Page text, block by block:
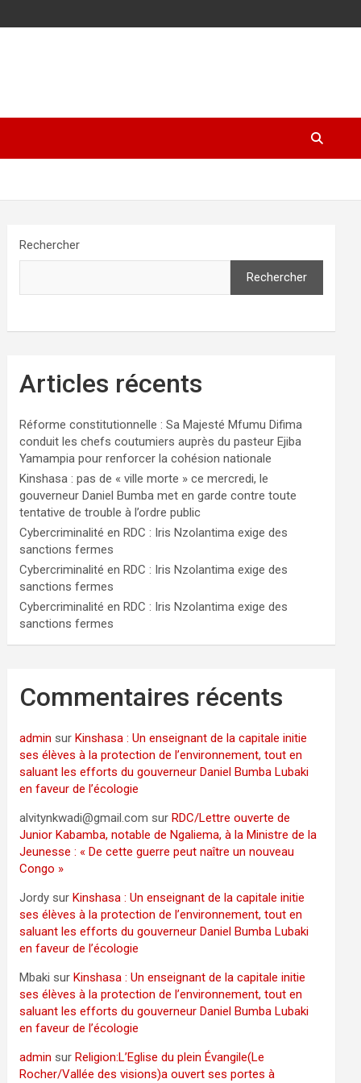
Rechercher
Rechercher
Articles récents
Réforme constitutionnelle : Sa Majesté Mfumu Difima
conduit les chefs coutumiers auprès du pasteur Ejiba
Yamampia pour renforcer la cohésion nationale
Kinshasa : pas de « ville morte » ce mercredi, le
gouverneur Daniel Bumba met en garde contre toute
tentative de trouble à l’ordre public
Cybercriminalité en RDC : Iris Nzolantima exige des
sanctions fermes
Cybercriminalité en RDC : Iris Nzolantima exige des
sanctions fermes
Cybercriminalité en RDC : Iris Nzolantima exige des
sanctions fermes
Commentaires récents
admin surKinshasa : Un enseignant de la capitale initie
ses élèves à la protection de l’environnement, tout en
saluant les efforts du gouverneur Daniel Bumba Lubaki
en faveur de l’écologie
alvitynkwadi@gmail.com surRDC/Lettre ouverte de
Junior Kabamba, notable de Ngaliema, à la Ministre de la
Jeunesse : « De cette guerre peut naître un nouveau
Congo »
Jordy surKinshasa : Un enseignant de la capitale initie
ses élèves à la protection de l’environnement, tout en
saluant les efforts du gouverneur Daniel Bumba Lubaki
en faveur de l’écologie
Mbaki surKinshasa : Un enseignant de la capitale initie
ses élèves à la protection de l’environnement, tout en
saluant les efforts du gouverneur Daniel Bumba Lubaki
en faveur de l’écologie
admin surReligion:L’Eglise du plein Évangile(Le
Rocher/Vallée des visions)a ouvert ses portes à